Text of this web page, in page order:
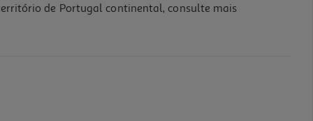
de Portugal continental, consulte mais